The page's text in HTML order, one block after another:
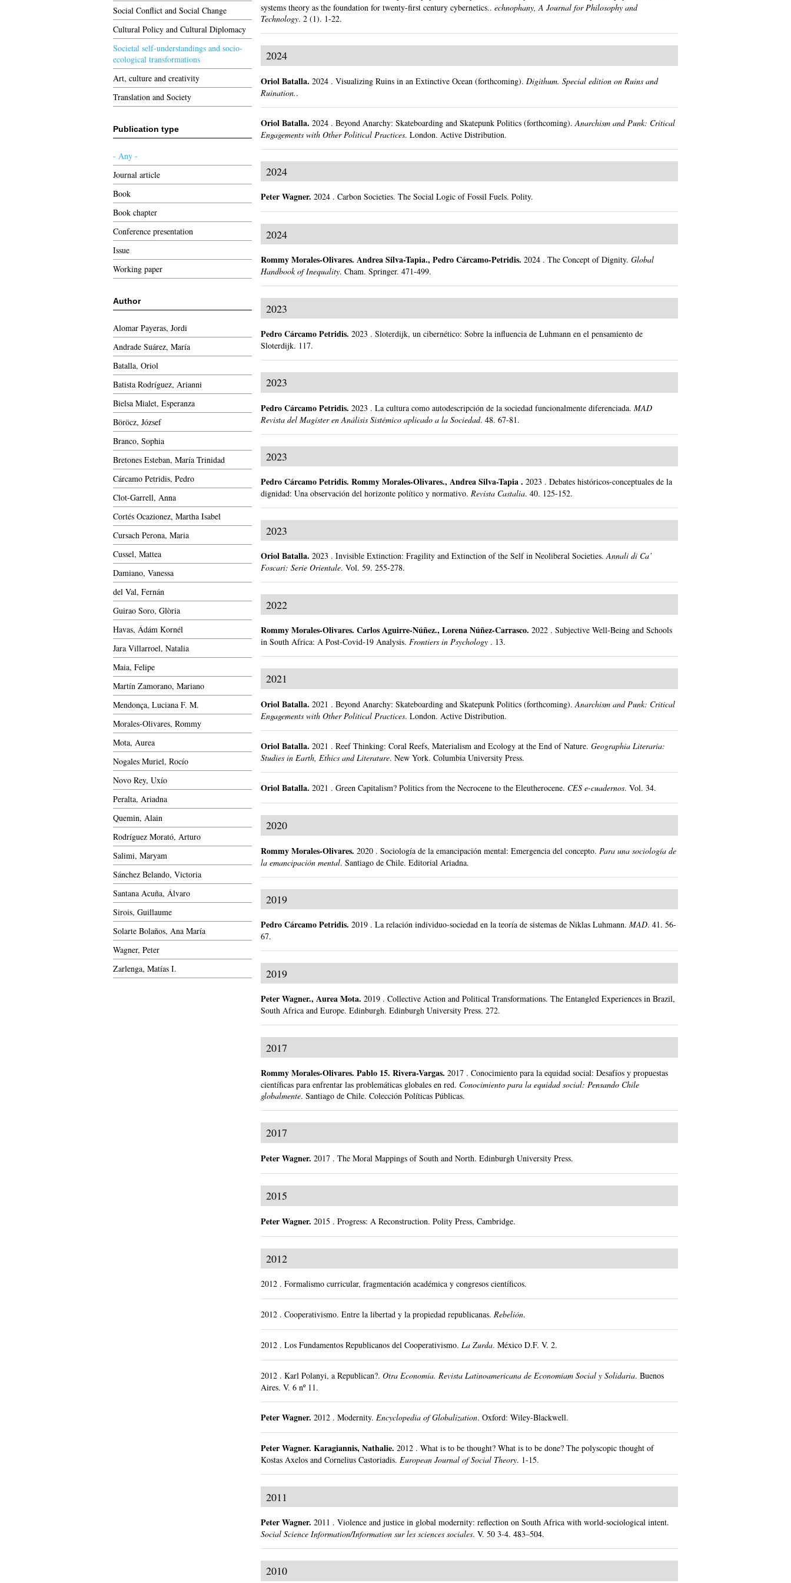
systems theory as the foundation for twenty-first century cybernetics.. echnophany, A Journal for Philosophy and
Technology.2 (1). 1-22.
2024
Oriol Batalla.2024 .Visualizing Ruins in an Extinctive Ocean (forthcoming). Digithum. Special edition on Ruins and
Ruination..
Oriol Batalla.2024 .Beyond Anarchy: Skateboarding and Skatepunk Politics (forthcoming). Anarchism and Punk: Critical
Engagements with Other Political Practices.London. Active Distribution.
2024
Peter Wagner.2024 .Carbon Societies. The Social Logic of Fossil Fuels. Polity.
2024
Rommy Morales-Olivares.Andrea Silva-Tapia., Pedro Cárcamo-Petridis.2024 .The Concept of Dignity. Global
Handbook of Inequality.Cham.Springer.471-499.
2023
Pedro Cárcamo Petridis.2023 .Sloterdijk, un cibernético: Sobre la influencia de Luhmann en el pensamiento de
Sloterdijk. 117.
2023
Pedro Cárcamo Petridis.2023 .La cultura como autodescripción de la sociedad funcionalmente diferenciada. MAD
Revista del Magíster en Análisis Sistémico aplicado a la Sociedad.48.67-81.
2023
Pedro Cárcamo Petridis.Rommy Morales-Olivares., Andrea Silva-Tapia .2023 .Debates históricos-conceptuales de la
dignidad: Una observación del horizonte político y normativo. Revista Castalia.40. 125-152.
2023
Oriol Batalla.2023 .Invisible Extinction: Fragility and Extinction of the Self in Neoliberal Societies. Annali di Ca’
Foscari: Serie Orientale.Vol. 59.255-278.
2022
Rommy Morales-Olivares.Carlos Aguirre-Núñez., Lorena Núñez-Carrasco.2022 .Subjective Well-Being and Schools
in South Africa: A Post-Covid-19 Analysis. Frontiers in Psychology . 13.
2021
Oriol Batalla.2021 .Beyond Anarchy: Skateboarding and Skatepunk Politics (forthcoming). Anarchism and Punk: Critical
Engagements with Other Political Practices.London.Active Distribution.
Oriol Batalla.2021 .Reef Thinking: Coral Reefs, Materialism and Ecology at the End of Nature. Geographia Literaria:
Studies in Earth, Ethics and Literature.New York.Columbia University Press.
Oriol Batalla.2021 .Green Capitalism? Politics from the Necrocene to the Eleutherocene. CES e-cuadernos.Vol. 34.
2020
Rommy Morales-Olivares.2020 .Sociología de la emancipación mental: Emergencia del concepto. Para una sociología de
la emancipación mental.Santiago de Chile.Editorial Ariadna.
2019
Pedro Cárcamo Petridis.2019 .La relación individuo-sociedad en la teoría de sistemas de Niklas Luhmann. MAD.41.56-
67.
2019
Peter Wagner.,Aurea Mota.2019 .Collective Action and Political Transformations. The Entangled Experiences in Brazil,
South Africa and Europe. Edinburgh.Edinburgh University Press.272.
2017
Rommy Morales-Olivares.Pablo 15. Rivera-Vargas.2017 .Conocimiento para la equidad social: Desafíos y propuestas
científicas para enfrentar las problemáticas globales en red. Conocimiento para la equidad social: Pensando Chile
globalmente.Santiago de Chile.Colección Políticas Públicas.
2017
Peter Wagner.2017 .The Moral Mappings of South and North. Edinburgh University Press.
2015
Peter Wagner.2015 .Progress: A Reconstruction. Polity Press, Cambridge.
2012
2012 .Formalismo curricular, fragmentación académica y congresos científicos.
2012 .Cooperativismo. Entre la libertad y la propiedad republicanas. Rebelión.
2012 .Los Fundamentos Republicanos del Cooperativismo. La Zurda.México D.F.V. 2.
2012 .Karl Polanyi, a Republican?. Otra Economía. Revista Latinoamericana de Economíam Social y Solidaria.Buenos
Aires.V. 6 nº 11.
Peter Wagner.2012 .Modernity. Encyclopedia of Globalization.Oxford: Wiley-Blackwell.
Peter Wagner.Karagiannis, Nathalie.2012 .What is to be thought? What is to be done? The polyscopic thought of
Kostas Axelos and Cornelius Castoriadis. European Journal of Social Theory. 1-15.
2011
Peter Wagner.2011 .Violence and justice in global modernity: reflection on South Africa with world-sociological intent.
Social Science Information/Information sur les sciences sociales.V. 50 3-4.483–504.
2010
Social Conflict and Social Change
Cultural Policy and Cultural Diplomacy
Societal self-understandings and socio-
ecological transformations
Art, culture and creativity
Translation and Society
Publication type
- Any -
Journal article
Book
Book chapter
Conference presentation
Issue
Working paper
Author
Alomar Payeras, Jordi
Andrade Suárez, María
Batalla, Oriol
Batista Rodríguez, Arianni
Bielsa Mialet, Esperanza
Böröcz, József
Branco, Sophia
Bretones Esteban, María Trinidad
Cárcamo Petridis, Pedro
Clot-Garrell, Anna
Cortés Ocazionez, Martha Isabel
Cursach Perona, Maria
Cussel, Mattea
Damiano, Vanessa
del Val, Fernán
Guirao Soro, Glòria
Havas, Ádám Kornél
Jara Villarroel, Natalia
Maia, Felipe
Martín Zamorano, Mariano
Mendonça, Luciana F. M.
Morales-Olivares, Rommy
Mota, Aurea
Nogales Muriel, Rocío
Novo Rey, Uxío
Peralta, Ariadna
Quemin, Alain
Rodríguez Morató, Arturo
Salimi, Maryam
Sánchez Belando, Victoria
Santana Acuña, Álvaro
Sirois, Guillaume
Solarte Bolaños, Ana María
Wagner, Peter
Zarlenga, Matías I.